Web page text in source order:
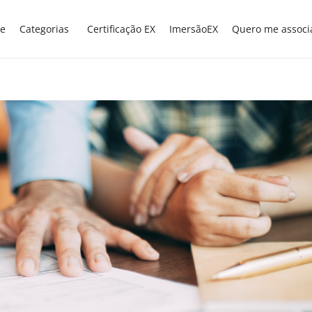
Categorias Certificação EX ImersãoEX Quero me